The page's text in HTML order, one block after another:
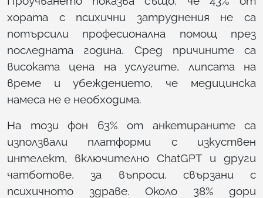
хората с психични затруднения не са
потърсили професионална помощ през
последната година. Сред причините са
високата цена на услугите, липсата на
време и убеждението, че медицинска
намеса не е необходима.
На този фон 63% от анкетираните са
използвали платформи с изкуствен
интелект, включително ChatGPT и други
чатботове, за въпроси, свързани с
психичното здраве. Около 38% дори